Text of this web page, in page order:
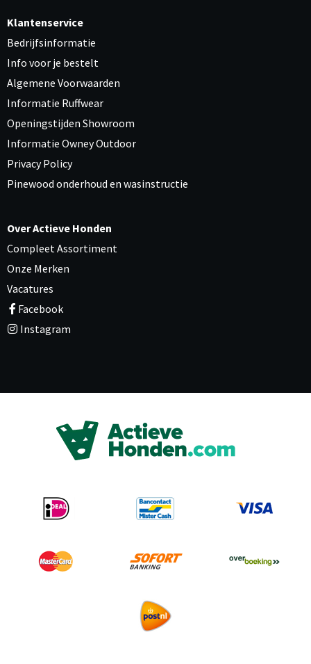
Klantenservice
Bedrijfsinformatie
Info voor je bestelt
Algemene Voorwaarden
Informatie Ruffwear
Openingstijden Showroom
Informatie Owney Outdoor
Privacy Policy
Pinewood onderhoud en wasinstructie
Over Actieve Honden
Compleet Assortiment
Onze Merken
Vacatures
Facebook
Instagram